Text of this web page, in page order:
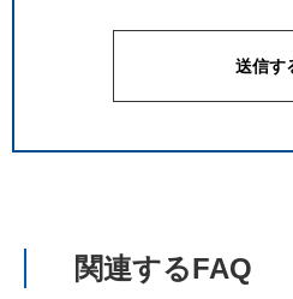
関連するFAQ